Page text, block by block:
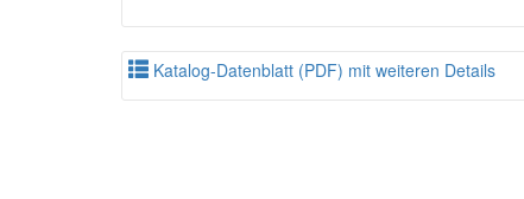
Katalog-Datenblatt (PDF) mit weiteren Details